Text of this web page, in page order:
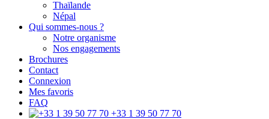
Thaïlande
Népal
Qui sommes-nous ?
Notre organisme
Nos engagements
Brochures
Contact
Connexion
Mes favoris
FAQ
+33 1 39 50 77 70